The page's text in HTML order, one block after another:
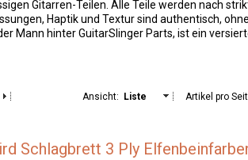
Gitarren-Teilen. Alle Teile werden nach
Haptik und Textur sind authentisch,
Mann hinter GuitarSlinger Parts, ist ein
Artikel pro
Ansicht: Liste
Schlagbrett 3 Ply